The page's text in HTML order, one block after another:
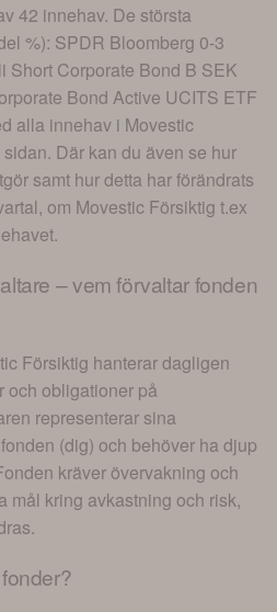
42 innehav. De största
%): SPDR Bloomberg 0-3
Short Corporate Bond B SEK
Bond Active UCITS ETF
alla innehav i Movestic
Där kan du även se hur
samt hur detta har förändrats
om Movestic Försiktig t.ex
– vem förvaltar fonden
Försiktig hanterar dagligen
och obligationer på
representerar sina
(dig) och behöver ha djup
kräver övervakning och
mål kring avkastning och risk,
fonder?